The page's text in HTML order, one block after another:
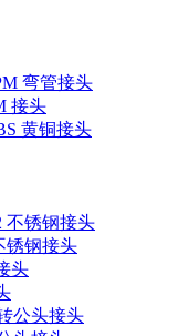
弯管接头
接头
黄铜接头
锈钢接头